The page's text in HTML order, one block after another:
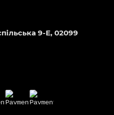
9-Е, 02099